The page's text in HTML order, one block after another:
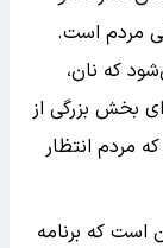
مردم است.
که نان،
بخش بزرگی از
مردم انتظار
است که برنامه